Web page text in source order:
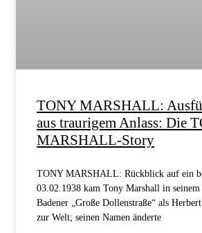
TONY MARSHALL:
aus traurigem Anlass: Die
MARSHALL-Story
TONY MARSHALL: Rückblick auf ein
03.02.1938 kam Tony Marshall in seinem
Badener „Große Dollenstraße“ als
zur Welt; seinen Namen änderte